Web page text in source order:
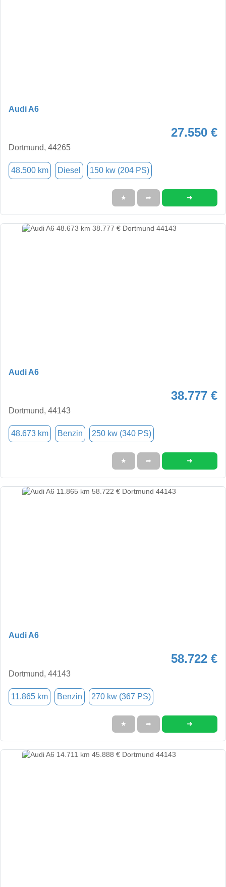
Audi A6
27.550 €
Dortmund, 44265
48.500 km Diesel 150 kw (204 PS)
★ ➦ ➜
Audi A6
38.777 €
Dortmund, 44143
48.673 km Benzin 250 kw (340 PS)
★ ➦ ➜
Audi A6
58.722 €
Dortmund, 44143
11.865 km Benzin 270 kw (367 PS)
★ ➦ ➜